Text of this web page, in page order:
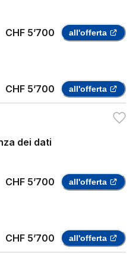
CHF 5’700 all'offerta
CHF 5’700 all'offerta
dei dati
CHF 5’700 all'offerta
CHF 5’700 all'offerta